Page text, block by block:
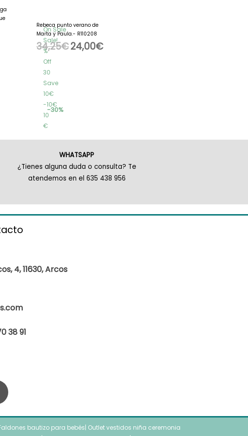
On Sale
Sale!
%
Off
30
Save
10€
10€
30%
10
€
Rebeca punto verano de
Marta y Paula.- R110208
34,25€24,00€
WHATSAPP
¿Tienes alguna duda o consulta? Te
atendemos en el 635 438 956
4, 11630, Arcos
38 91
bautizo para bebés| Outlet vestidos niña ceremonia